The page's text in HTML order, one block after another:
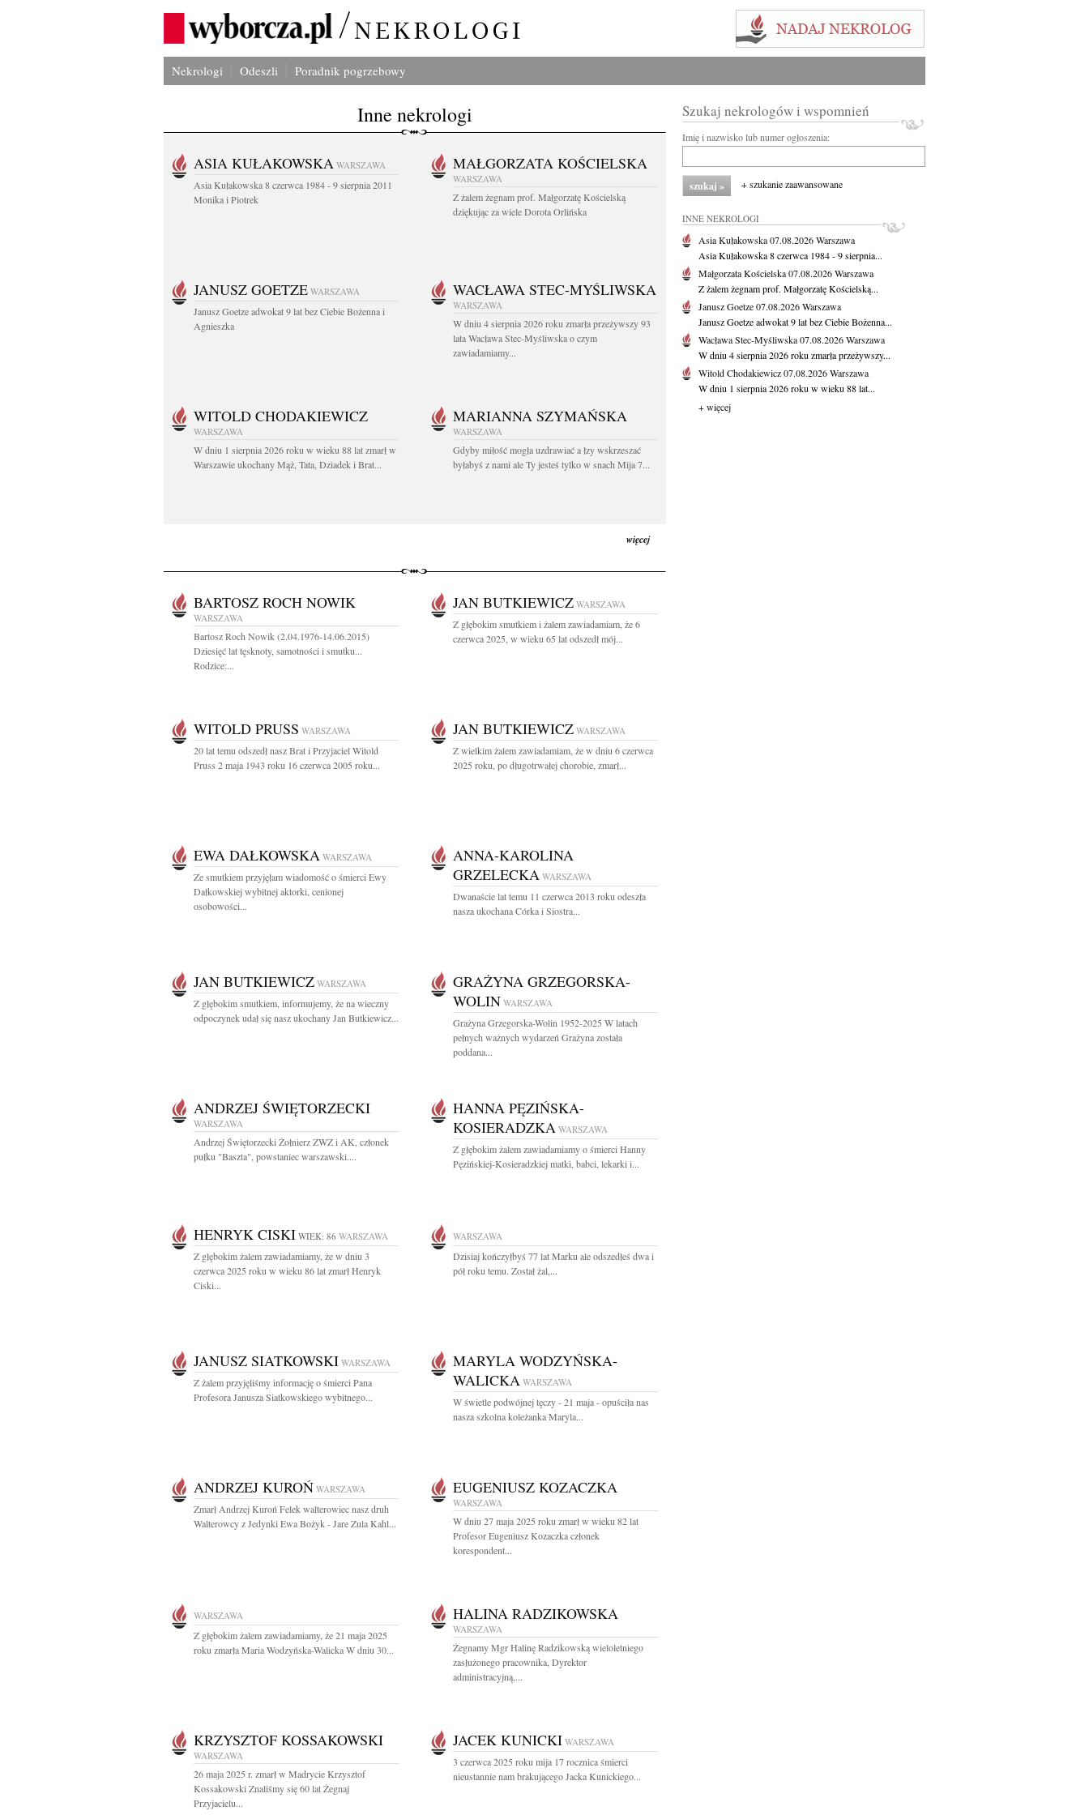
Nekrologi Odeszli Poradnik pogrzebowy
Inne nekrologi
ASIA KUŁAKOWSKA WARSZAWA
Asia Kułakowska 8 czerwca 1984 - 9 sierpnia 2011
Monika i Piotrek
MAŁGORZATA KOŚCIELSKA
WARSZAWA
Z żalem żegnam prof. Małgorzatę Kościelską
dziękując za wiele Dorota Orlińska
JANUSZ GOETZE WARSZAWA
Janusz Goetze adwokat 9 lat bez Ciebie Bożenna i
Agnieszka
WACŁAWA STEC-MYŚLIWSKA
WARSZAWA
W dniu 4 sierpnia 2026 roku zmarła przeżywszy 93
lata Wacława Stec-Myśliwska o czym
zawiadamiamy...
WITOLD CHODAKIEWICZ
WARSZAWA
W dniu 1 sierpnia 2026 roku w wieku 88 lat zmarł w
Warszawie ukochany Mąż, Tata, Dziadek i Brat...
MARIANNA SZYMAŃSKA
WARSZAWA
Gdyby miłość mogła uzdrawiać a łzy wskrzeszać
byłabyś z nami ale Ty jesteś tylko w snach Mija 7...
więcej
BARTOSZ ROCH NOWIK
WARSZAWA
Bartosz Roch Nowik (2.04.1976-14.06.2015)
Dziesięć lat tęsknoty, samotności i smutku...
Rodzice:...
JAN BUTKIEWICZ WARSZAWA
Z głębokim smutkiem i żalem zawiadamiam, że 6
czerwca 2025, w wieku 65 lat odszedł mój...
WITOLD PRUSS WARSZAWA
20 lat temu odszedł nasz Brat i Przyjaciel Witold
Pruss 2 maja 1943 roku 16 czerwca 2005 roku...
JAN BUTKIEWICZ WARSZAWA
Z wielkim żalem zawiadamiam, że w dniu 6 czerwca
2025 roku, po długotrwałej chorobie, zmarł...
EWA DAŁKOWSKA WARSZAWA
Ze smutkiem przyjęłam wiadomość o śmierci Ewy
Dałkowskiej wybitnej aktorki, cenionej
osobowości...
ANNA-KAROLINA
GRZELECKA WARSZAWA
Dwanaście lat temu 11 czerwca 2013 roku odeszła
nasza ukochana Córka i Siostra...
JAN BUTKIEWICZ WARSZAWA
Z głębokim smutkiem, informujemy, że na wieczny
odpoczynek udał się nasz ukochany Jan Butkiewicz...
GRAŻYNA GRZEGORSKA-
WOLIN WARSZAWA
Grażyna Grzegorska-Wolin 1952-2025 W latach
pełnych ważnych wydarzeń Grażyna została
poddana...
ANDRZEJ ŚWIĘTORZECKI
WARSZAWA
Andrzej Świętorzecki Żołnierz ZWZ i AK, członek
pułku "Baszta", powstaniec warszawski....
HANNA PĘZIŃSKA-
KOSIERADZKA WARSZAWA
Z głębokim żalem zawiadamiamy o śmierci Hanny
Pęzińskiej-Kosieradzkiej matki, babci, lekarki i...
HENRYK CISKI WIEK: 86 WARSZAWA
Z głębokim żalem zawiadamiamy, że w dniu 3
czerwca 2025 roku w wieku 86 lat zmarł Henryk
Ciski...
WARSZAWA
Dzisiaj kończyłbyś 77 lat Marku ale odszedłeś dwa i
pół roku temu. Został żal,...
JANUSZ SIATKOWSKI WARSZAWA
Z żalem przyjęliśmy informację o śmierci Pana
Profesora Janusza Siatkowskiego wybitnego...
MARYLA WODZYŃSKA-
WALICKA WARSZAWA
W świetle podwójnej tęczy - 21 maja - opuściła nas
nasza szkolna koleżanka Maryla...
ANDRZEJ KUROŃ WARSZAWA
Zmarł Andrzej Kuroń Felek walterowiec nasz druh
Walterowcy z Jedynki Ewa Bożyk - Jare Zula Kahl...
EUGENIUSZ KOZACZKA
WARSZAWA
W dniu 27 maja 2025 roku zmarł w wieku 82 lat
Profesor Eugeniusz Kozaczka członek
korespondent...
WARSZAWA
Z głębokim żalem zawiadamiamy, że 21 maja 2025
roku zmarła Maria Wodzyńska-Walicka W dniu 30...
HALINA RADZIKOWSKA
WARSZAWA
Żegnamy Mgr Halinę Radzikowską wieloletniego
zasłużonego pracownika, Dyrektor
administracyjną,...
KRZYSZTOF KOSSAKOWSKI
WARSZAWA
26 maja 2025 r. zmarł w Madrycie Krzysztof
Kossakowski Znaliśmy się 60 lat Żegnaj
Przyjacielu...
JACEK KUNICKI WARSZAWA
3 czerwca 2025 roku mija 17 rocznica śmierci
nieustannie nam brakującego Jacka Kunickiego...
Szukaj nekrologów i wspomnień
Imię i nazwisko lub numer ogłoszenia:
+ szukanie zaawansowane
INNE NEKROLOGI
Asia Kułakowska07.08.2026Warszawa
Asia Kułakowska 8 czerwca 1984 - 9 sierpnia...
Małgorzata Kościelska07.08.2026Warszawa
Z żalem żegnam prof. Małgorzatę Kościelską...
Janusz Goetze07.08.2026Warszawa
Janusz Goetze adwokat 9 lat bez Ciebie Bożenna...
Wacława Stec-Myśliwska07.08.2026Warszawa
W dniu 4 sierpnia 2026 roku zmarła przeżywszy...
Witold Chodakiewicz07.08.2026Warszawa
W dniu 1 sierpnia 2026 roku w wieku 88 lat...
+ więcej